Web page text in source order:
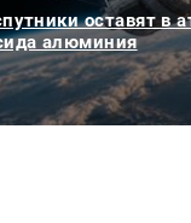
оставят в
алюминия